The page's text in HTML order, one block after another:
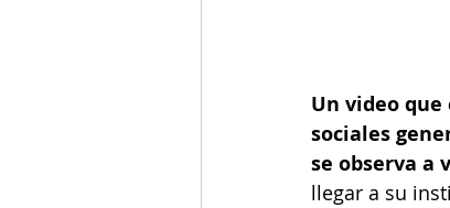
Un video que
sociales
se observa a
llegar a su